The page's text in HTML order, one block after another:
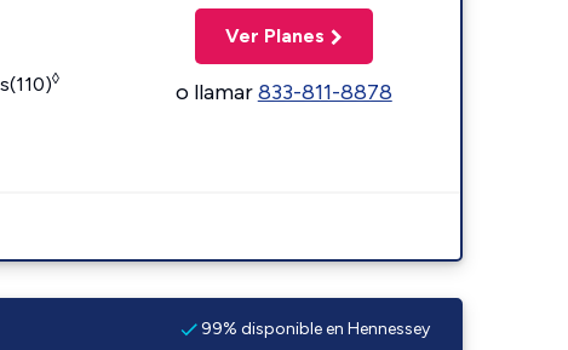
◊
Ver Planes
o llamar833-811-8878
99% disponible en Hennessey